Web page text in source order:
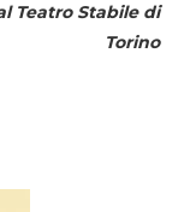
Teatro Stabile di
Torino